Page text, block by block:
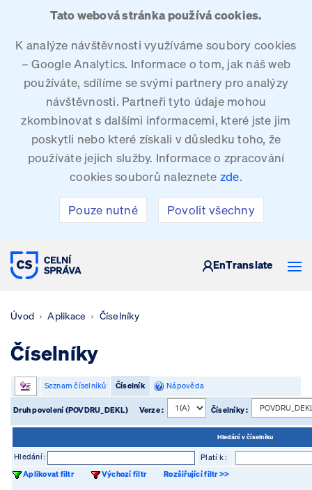
Tato webová stránka používá cookies.
K analýze návštěvnosti využíváme soubory cookies
– Google Analytics. Informace o tom, jak náš web
používáte, sdílíme se svými partnery pro analýzy
návštěvnosti. Partneři tyto údaje mohou
zkombinovat s dalšími informacemi, které jste jim
poskytli nebo které získali v důsledku toho, že
používáte jejich služby. Informace o zpracování
cookies souborů naleznete zde.
Pouze nutné Povolit všechny
CELNÍ SPRÁVA ČESKÉ REPUBLIKY
EnTranslate
Úvod Aplikace Číselníky
Číselníky
Seznam číselníků Číselník Nápověda
Druh povolení (POVDRU_DEKL) Verze : Číselníky :
Hledání v číselníku
Hledání :
Platí k :
Aplikovat filtr
Výchozí filtr Rozšiřující filtr >>